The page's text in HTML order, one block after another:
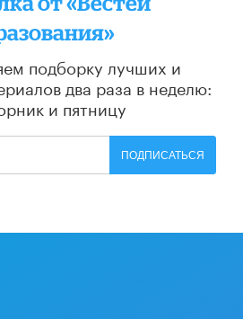
подборку лучших и
два раза в неделю:
и пятницу
ПОДПИСАТЬСЯ